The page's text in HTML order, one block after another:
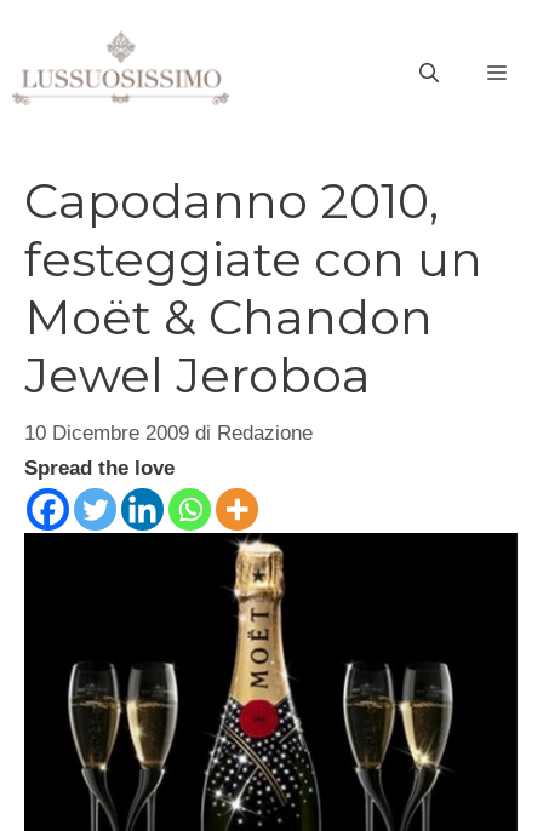
contenuto
Capodanno 2010,
festeggiate con un
Moët & Chandon
Jewel Jeroboa
10 Dicembre 2009 di Redazione
Spread the love